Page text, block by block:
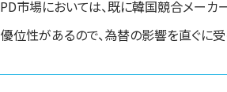
市場においては、既に韓国競合メーカ
性があるので、為替の影響を直ぐに受